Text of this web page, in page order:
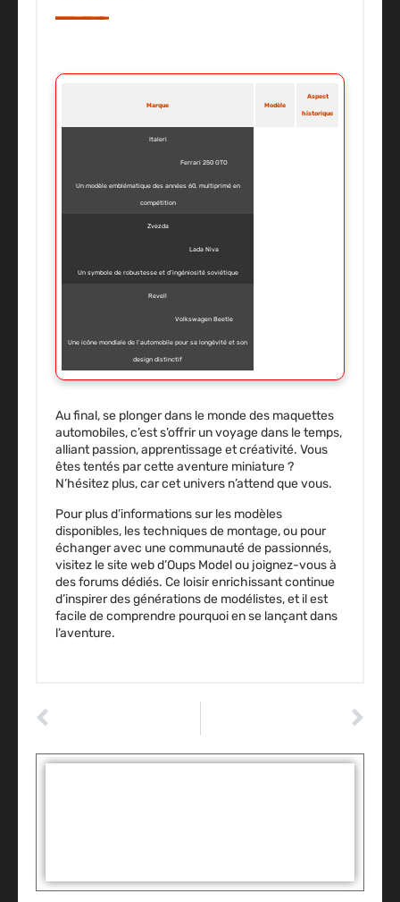
Marque Modèle
Aspect
historique
Italeri
Ferrari 250 GTO
Un modèle emblématique des années 60, multiprimé en
compétition
Zvezda
Lada Niva
Un symbole de robustesse et d’ingéniosité soviétique
Revell
Volkswagen Beetle
Une icône mondiale de l’automobile pour sa longévité et son
design distinctif
Au final, se plonger dans le monde des maquettes
automobiles, c’est s’offrir un voyage dans le temps,
alliant passion, apprentissage et créativité. Vous
êtes tentés par cette aventure miniature ?
N’hésitez plus, car cet univers n’attend que vous.
Pour plus d’informations sur les modèles
disponibles, les techniques de montage, ou pour
échanger avec une communauté de passionnés,
visitez le site web d’Oups Model ou joignez-vous à
des forums dédiés. Ce loisir enrichissant continue
d’inspirer des générations de modélistes, et il est
facile de comprendre pourquoi en se lançant dans
l’aventure.